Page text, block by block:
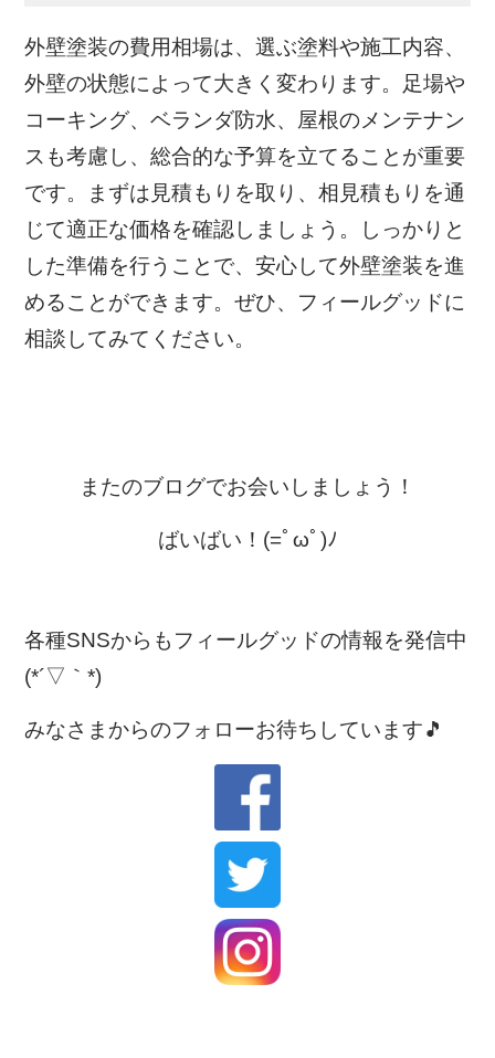
外壁塗装の費用相場は、選ぶ塗料や施工内容、
外壁の状態によって大きく変わります。足場や
コーキング、ベランダ防水、屋根のメンテナン
スも考慮し、総合的な予算を立てることが重要
です。まずは見積もりを取り、相見積もりを通
じて適正な価格を確認しましょう。しっかりと
した準備を行うことで、安心して外壁塗装を進
めることができます。ぜひ、フィールグッドに
相談してみてください。
またのブログでお会いしましょう！
ばいばい！(=ﾟωﾟ)ﾉ
各種SNSからもフィールグッドの情報を発信中
(*´▽｀*)
みなさまからのフォローお待ちしています🎵